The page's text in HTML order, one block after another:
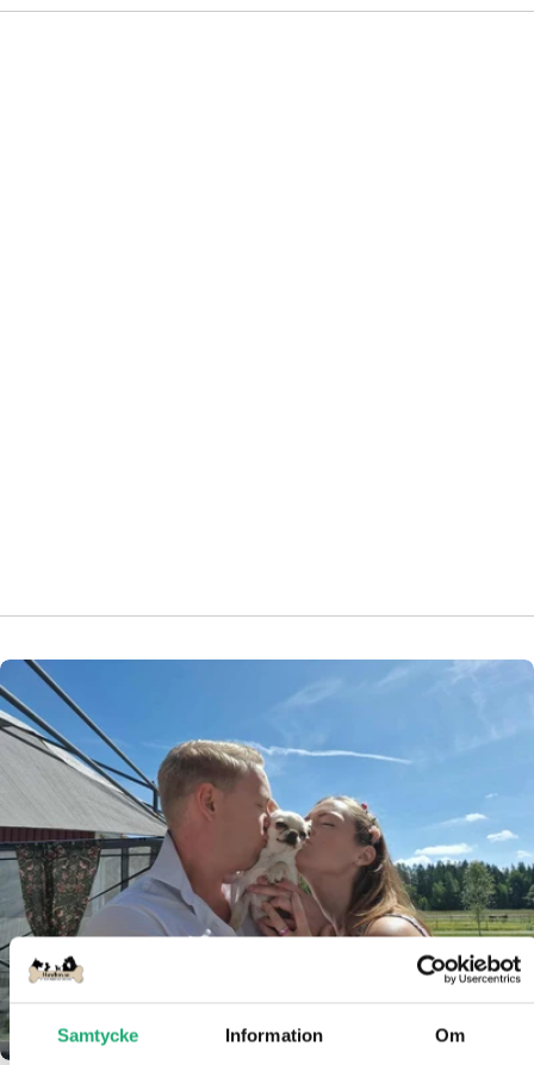
Samtycke Information Om